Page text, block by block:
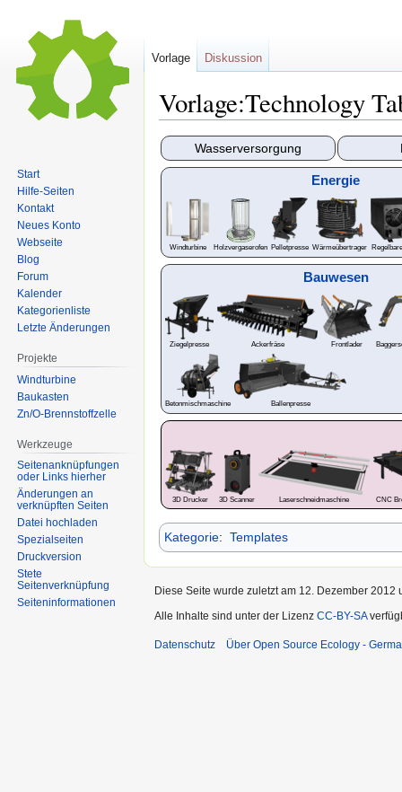
Vorlage:Technology
Zur
Navigation
Zur
Suche
Wasserversorgung
Energie
Windturbine Holzvergaserofen Pelletpresse Wärmeübertrager
Bauwesen
Ziegelpresse Ackerfräse Frontlader
Betonmischmaschine Ballenpresse
3D Drucker 3D Scanner Laserschneidmaschine CNC
Kategorie: Templates
Vorlage Diskussion
Start
Hilfe-Seiten
Kontakt
Neues Konto
Webseite
Blog
Forum
Kalender
Kategorienliste
Letzte Änderungen
Projekte
Windturbine
Baukasten
Zn/O-Brennstoffzelle
Werkzeuge
Seitenanknüpfungen
oder Links hierher
Änderungen an
verknüpften Seiten
Datei hochladen
Spezialseiten
Druckversion
Stete
Seitenverknüpfung
Seiten­informationen
Diese Seite wurde zuletzt am 12. Dezember 2012
Alle Inhalte sind unter der Lizenz CC-BY-SA
Datenschutz Über Open Source Ecology -